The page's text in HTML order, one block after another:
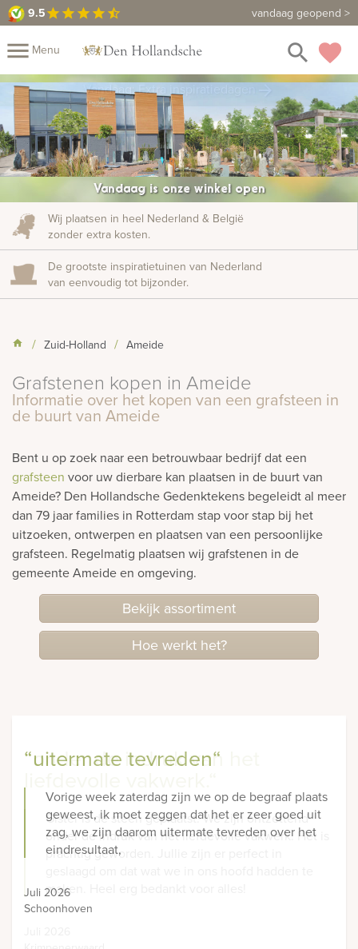
9.5star star star star star_half vandaag geopend >
9.5 Maak een vrijblijvende afspraak
menu Menu favorite
Fotomap
search
close
Home
Assortiment
Fotoboek
Informatie
Prijzen
ons
Duurzaamheid Winkels Contact
ook:
Vandaag: Extra inspiratiedagen
Vandaag is onze winkel open
Wij plaatsen in heel Nederland & België
zonder extra kosten.
De grootste inspiratietuinen van Nederland
van eenvoudig tot bijzonder.
Zuid-Holland Ameide
Grafstenen kopen in Ameide
Informatie over het kopen van een grafsteen in
de buurt van Ameide
Bent u op zoek naar een betrouwbaar bedrijf dat een
grafsteen voor uw dierbare kan plaatsen in de buurt van
Ameide? Den Hollandsche Gedenktekens begeleidt al meer
dan 79 jaar families in Rotterdam stap voor stap bij het
uitzoeken, ontwerpen en plaatsen van een persoonlijke
grafsteen. Regelmatig plaatsen wij grafstenen in de
gemeente Ameide en omgeving.
Bekijk assortiment
Hoe werkt het?
“uitermate tevreden“
Vorige week zaterdag zijn we op de begraaf plaats
geweest, ik moet zeggen dat het er zeer goed uit
zag, we zijn daarom uitermate tevreden over het
eindresultaat,
Juli 2026
Schoonhoven
“onder de indruk van het
liefdevolle vakwerk.“
Gister is de steen geplaatst. We zijn ontzettend
onder de indruk van het liefdevolle vakwerk. Het is
prachtig geworden. Jullie zijn er perfect in
maken. Heel erg bedankt voor alles!